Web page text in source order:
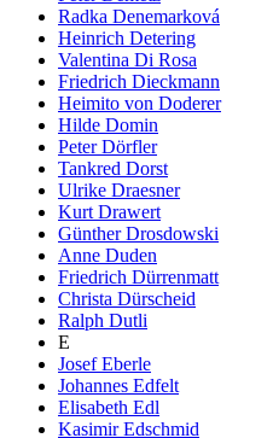
Radka Denemarková
Heinrich Detering
Valentina Di Rosa
Friedrich Dieckmann
Heimito von Doderer
Hilde Domin
Peter Dörfler
Tankred Dorst
Ulrike Draesner
Kurt Drawert
Günther Drosdowski
Anne Duden
Friedrich Dürrenmatt
Christa Dürscheid
Ralph Dutli
E
Josef Eberle
Johannes Edfelt
Elisabeth Edl
Kasimir Edschmid